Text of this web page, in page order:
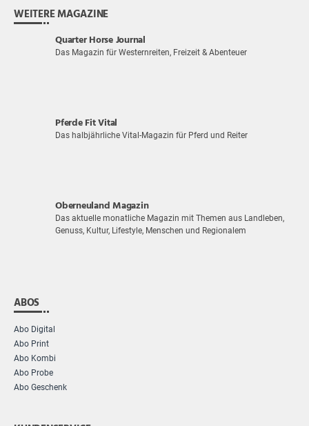
WEITERE MAGAZINE
Quarter Horse Journal
Das Magazin für Westernreiten, Freizeit & Abenteuer
Pferde Fit Vital
Das halbjährliche Vital-Magazin für Pferd und Reiter
Oberneuland Magazin
Das aktuelle monatliche Magazin mit Themen aus Landleben,
Genuss, Kultur, Lifestyle, Menschen und Regionalem
ABOS
Abo Digital
Abo Print
Abo Kombi
Abo Probe
Abo Geschenk